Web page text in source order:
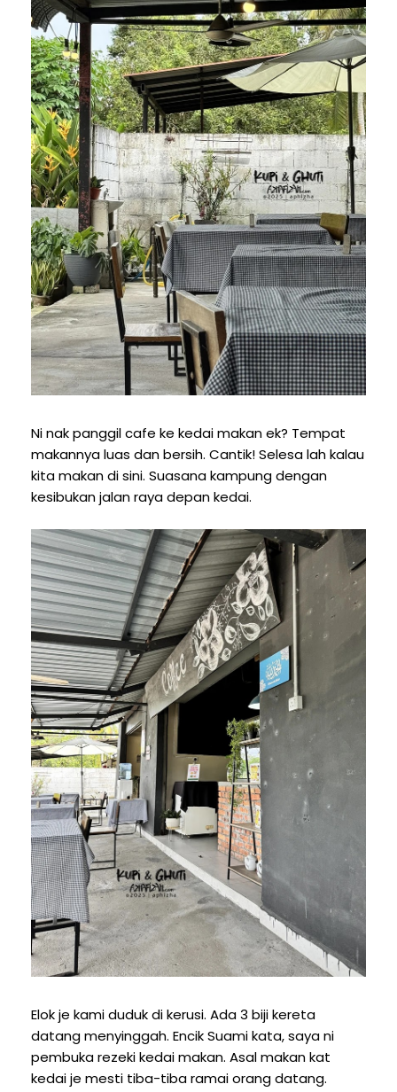
Ni nak panggil cafe ke kedai makan ek? Tempat
makannya luas dan bersih. Cantik! Selesa lah kalau
kita makan di sini. Suasana kampung dengan
kesibukan jalan raya depan kedai.
Elok je kami duduk di kerusi. Ada 3 biji kereta
datang menyinggah. Encik Suami kata, saya ni
pembuka rezeki kedai makan. Asal makan kat
kedai je mesti tiba-tiba ramai orang datang.